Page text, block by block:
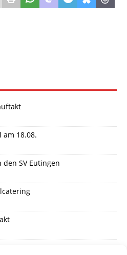
18.08.
den SV Eutingen